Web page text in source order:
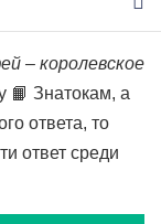
– королевское
📙 Знатокам, а
ответа, то
ответ среди